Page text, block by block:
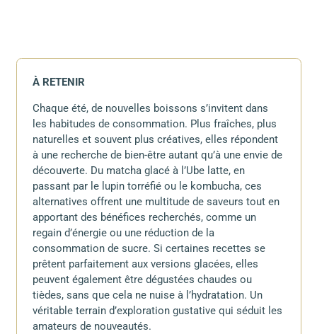
À RETENIR
Chaque été, de nouvelles boissons s’invitent dans
les habitudes de consommation. Plus fraîches, plus
naturelles et souvent plus créatives, elles répondent
à une recherche de bien-être autant qu’à une envie de
découverte. Du matcha glacé à l’Ube latte, en
passant par le lupin torréfié ou le kombucha, ces
alternatives offrent une multitude de saveurs tout en
apportant des bénéfices recherchés, comme un
regain d’énergie ou une réduction de la
consommation de sucre. Si certaines recettes se
prêtent parfaitement aux versions glacées, elles
peuvent également être dégustées chaudes ou
tièdes, sans que cela ne nuise à l’hydratation. Un
véritable terrain d’exploration gustative qui séduit les
amateurs de nouveautés.